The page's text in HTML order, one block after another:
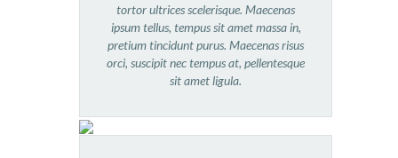
tortor ultrices scelerisque. Maecenas
ipsum tellus, tempus sit amet massa in,
pretium tincidunt purus. Maecenas risus
orci, suscipit nec tempus at, pellentesque
sit amet ligula.